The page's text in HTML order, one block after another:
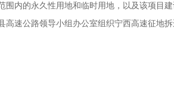
内的永久性用地和临时用地，以及该项目
速公路领导小组办公室组织宁西高速征地拆